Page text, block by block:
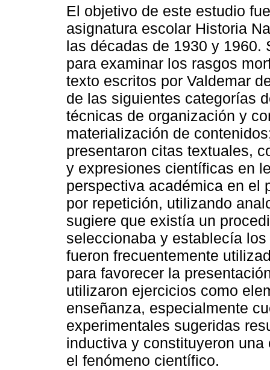
El objetivo de este estudio
asignatura escolar Historia
las décadas de 1930 y
para examinar los rasgos
texto escritos por Valdemar
de las siguientes categorías
técnicas de organización y
materialización de
presentaron citas textuales,
y expresiones científicas en
perspectiva académica en el
por repetición, utilizando
sugiere que existía un
seleccionaba y establecía
fueron frecuentemente
para favorecer la
utilizaron ejercicios como
enseñanza, especialmente
experimentales sugeridas
inductiva y constituyeron
el fenómeno científico.